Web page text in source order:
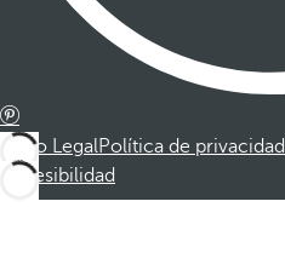
Aviso LegalPolítica de privacidad
Accesibilidad